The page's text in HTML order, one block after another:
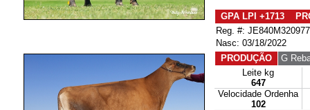
GPA LPI +1713
Reg. #:
Nasc: 03/18/2022
PRODUÇÃO
G
Leite kg
647
Velocidade Ordenha
102